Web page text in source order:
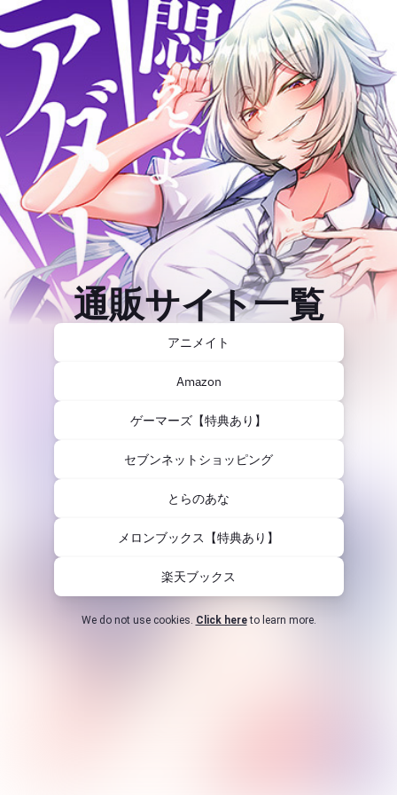
通販サイト一覧
アニメイト
Amazon
ゲーマーズ【特典あり】
セブンネットショッピング
とらのあな
メロンブックス【特典あり】
楽天ブックス
We do not use cookies. Click here to learn more.